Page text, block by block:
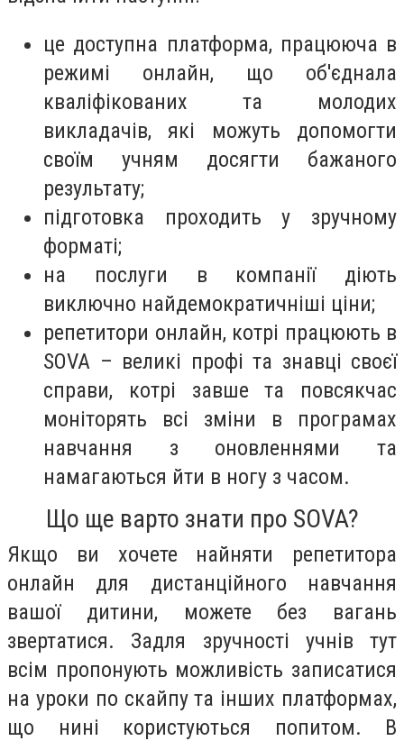
це доступна платформа, працююча в
режимі онлайн, що об'єднала
кваліфікованих та молодих
викладачів, які можуть допомогти
своїм учням досягти бажаного
результату;
підготовка проходить у зручному
форматі;
на послуги в компанії діють
виключно найдемократичніші ціни;
репетитори онлайн, котрі працюють в
SOVA – великі профі та знавці своєї
справи, котрі завше та повсякчас
моніторять всі зміни в програмах
навчання з оновленнями та
намагаються йти в ногу з часом.
Що ще варто знати про SOVA?
Якщо ви хочете найняти репетитора
онлайн для дистанційного навчання
вашої дитини, можете без вагань
звертатися. Задля зручності учнів тут
всім пропонують можливість записатися
на уроки по скайпу та інших платформах,
що нині користуються попитом. В